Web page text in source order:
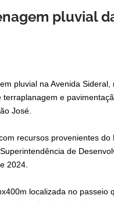
pluvial
pluvial na Avenida
e
José.
recursos provenientes do
de
2024.
localizada no passeio